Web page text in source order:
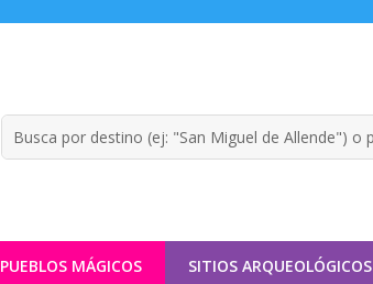
PUEBLOS MÁGICOS SITIOS ARQUEOLÓGICOS